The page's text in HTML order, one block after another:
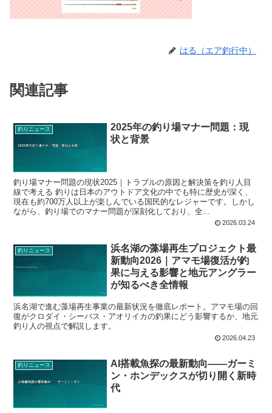
はる（エア釣行中）
関連記事
釣りニュース
2025年の釣り場マナー問題：現
状と背景
釣り場マナー問題の現状2025｜トラブルの原因と解決策を釣り人目
線で考える 釣りは日本のアウトドア文化の中でも特に歴史が深く、
現在も約700万人以上が楽しんでいる国民的なレジャーです。しかし
ながら、釣り場でのマナー問題が深刻化しており、全...
2026.03.24
釣りニュース
浜名湖の藻場再生プロジェクト最
新動向2026｜アマモ場復活が釣
果に与える影響と地元アングラー
が知るべき全情報
浜名湖で進む藻場再生事業の最新状況を徹底レポート。アマモ場の回
復がクロダイ・シーバス・アオリイカの釣果にどう影響するか、地元
釣り人の視点で解説します。
2026.04.23
釣りニュース
AI搭載魚探の最新動向——ガーミ
ン・ホンデックスが切り開く新時
代